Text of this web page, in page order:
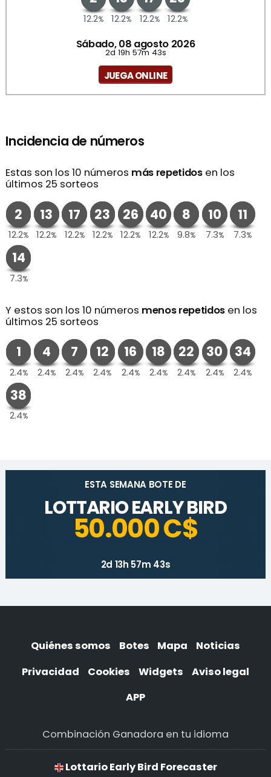
12.2% 12.2% 12.2% 12.2%
Sábado, 08 agosto 2026
2d 19h 57m 43s
JUEGA ONLINE
Incidencia de números
Estas son los 10 números más repetidosen los
últimos 25 sorteos
2
12.2%
13
12.2%
17
12.2%
23
12.2%
26
12.2%
40
12.2%
8
9.8%
10
7.3%
11
7.3%
14
7.3%
Y estos son los 10 números menos repetidos en los
últimos 25 sorteos
1
2.4%
4
2.4%
7
2.4%
12
2.4%
16
2.4%
18
2.4%
22
2.4%
30
2.4%
34
2.4%
38
2.4%
ESTA SEMANA BOTE DE
LOTTARIO EARLY BIRD
50.000 C$
2d 13h 57m 43s
Quiénes somos Botes Mapa
Noticias
Privacidad
Cookies Widgets
Aviso legal
APP
Combinación Ganadora en tu idioma
Lottario Early Bird Forecaster